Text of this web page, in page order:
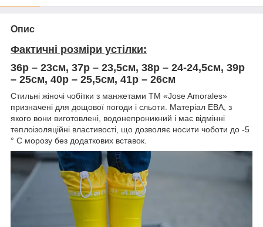
Опис
Фактичні розміри устілки:
36р – 23см, 37р – 23,5см, 38р – 24-24,5см, 39р
– 25см, 40р – 25,5см, 41р – 26см
Стильні жіночі чобітки з манжетами ТМ «Jose Amorales»
призначені для дощової погоди і сльоти. Матеріал ЕВА, з
якого вони виготовлені, водонепроникний і має відмінні
теплоізоляційні властивості, що дозволяє носити чоботи до -5
° С морозу без додаткових вставок.